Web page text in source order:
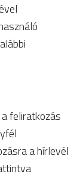
feliratkozás
a hírlevél